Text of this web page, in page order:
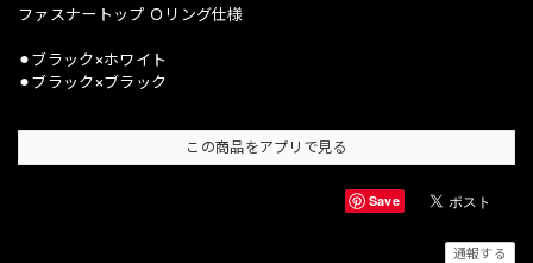
ファスナートップ Ｏリング仕様
⚫︎ブラック×ホワイト
⚫︎ブラック×ブラック
この商品をアプリで見る
Save
通報する